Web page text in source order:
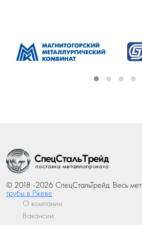
© 2018 -2026 СпецСтальТрейд. Весь
трубы в Ржеве
О компании
Вакансии